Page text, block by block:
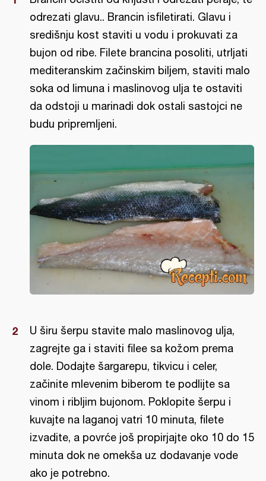
odrezati glavu.. Brancin isfiletirati. Glavu i
središnju kost staviti u vodu i prokuvati za
bujon od ribe. Filete brancina posoliti, utrljati
mediteranskim začinskim biljem, staviti malo
soka od limuna i maslinovog ulja te ostaviti
da odstoji u marinadi dok ostali sastojci ne
budu pripremljeni.
U širu šerpu stavite malo maslinovog ulja,
zagrejte ga i staviti filee sa kožom prema
dole. Dodajte šargarepu, tikvicu i celer,
začinite mlevenim biberom te podlijte sa
vinom i ribljim bujonom. Poklopite šerpu i
kuvajte na laganoj vatri 10 minuta, filete
izvadite, a povrće još propirjajte oko 10 do 15
minuta dok ne omekša uz dodavanje vode
ako je potrebno.